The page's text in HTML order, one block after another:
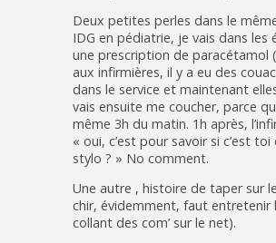
Deux petites perles dans le
IDG en pédiatrie, je vais dans les
une prescription de paracétamol
aux infirmières, il y a eu des
dans le service et maintenant
vais ensuite me coucher, parce
même 3h du matin. 1h après,
« oui, c’est pour savoir si c’est
stylo ? » No comment.
Une autre , histoire de taper sur
chir, évidemment, faut entretenir
collant des com’ sur le net).